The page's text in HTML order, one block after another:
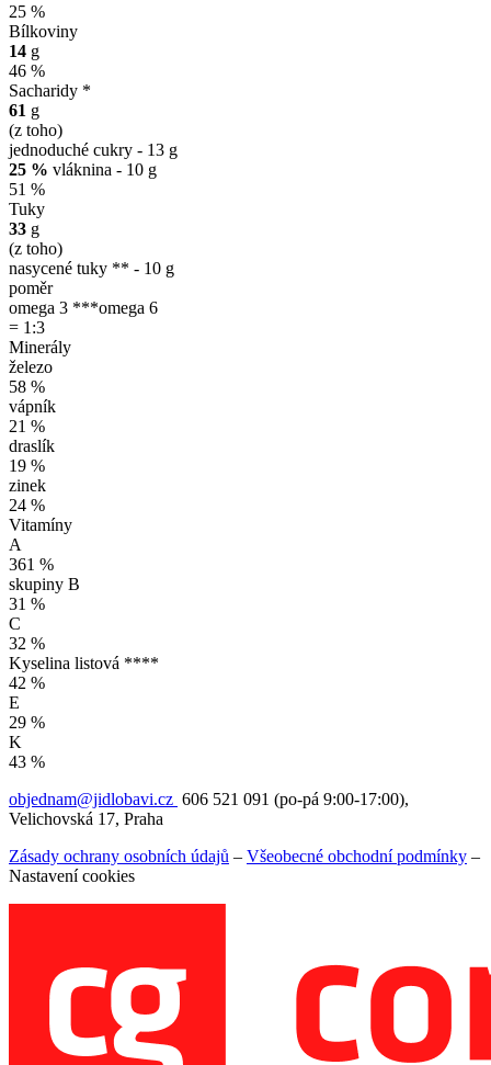
25 %
Bílkoviny
14 g
46 %
Sacharidy *
61 g
(z toho)
jednoduché cukry - 13 g
25 % vláknina - 10 g
51 %
Tuky
33 g
(z toho)
nasycené tuky ** - 10 g
poměr
omega 3 ***omega 6
= 1:3
Minerály
železo
58 %
vápník
21 %
draslík
19 %
zinek
24 %
Vitamíny
A
361 %
skupiny B
31 %
C
32 %
Kyselina listová ****
42 %
E
29 %
K
43 %
objednam@jidlobavi.cz 606 521 091 (po-pá 9:00-17:00),
Velichovská 17, Praha
Zásady ochrany osobních údajů – Všeobecné obchodní podmínky –
Nastavení cookies